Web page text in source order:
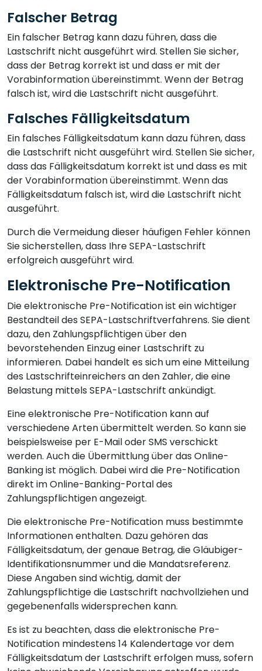
Falscher Betrag
Ein falscher Betrag kann dazu führen, dass die
Lastschrift nicht ausgeführt wird. Stellen Sie sicher,
dass der Betrag korrekt ist und dass er mit der
Vorabinformation übereinstimmt. Wenn der Betrag
falsch ist, wird die Lastschrift nicht ausgeführt.
Falsches Fälligkeitsdatum
Ein falsches Fälligkeitsdatum kann dazu führen, dass
die Lastschrift nicht ausgeführt wird. Stellen Sie sicher,
dass das Fälligkeitsdatum korrekt ist und dass es mit
der Vorabinformation übereinstimmt. Wenn das
Fälligkeitsdatum falsch ist, wird die Lastschrift nicht
ausgeführt.
Durch die Vermeidung dieser häufigen Fehler können
Sie sicherstellen, dass Ihre SEPA-Lastschrift
erfolgreich ausgeführt wird.
Elektronische Pre-Notification
Die elektronische Pre-Notification ist ein wichtiger
Bestandteil des SEPA-Lastschriftverfahrens. Sie dient
dazu, den Zahlungspflichtigen über den
bevorstehenden Einzug einer Lastschrift zu
informieren. Dabei handelt es sich um eine Mitteilung
des Lastschrifteinreichers an den Zahler, die eine
Belastung mittels SEPA-Lastschrift ankündigt.
Eine elektronische Pre-Notification kann auf
verschiedene Arten übermittelt werden. So kann sie
beispielsweise per E-Mail oder SMS verschickt
werden. Auch die Übermittlung über das Online-
Banking ist möglich. Dabei wird die Pre-Notification
direkt im Online-Banking-Portal des
Zahlungspflichtigen angezeigt.
Die elektronische Pre-Notification muss bestimmte
Informationen enthalten. Dazu gehören das
Fälligkeitsdatum, der genaue Betrag, die Gläubiger-
Identifikationsnummer und die Mandatsreferenz.
Diese Angaben sind wichtig, damit der
Zahlungspflichtige die Lastschrift nachvollziehen und
gegebenenfalls widersprechen kann.
Es ist zu beachten, dass die elektronische Pre-
Notification mindestens 14 Kalendertage vor dem
Fälligkeitsdatum der Lastschrift erfolgen muss, sofern